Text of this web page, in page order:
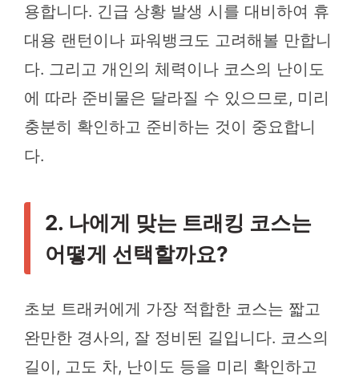
용합니다. 긴급 상황 발생 시를 대비하여 휴
대용 랜턴이나 파워뱅크도 고려해볼 만합니
다. 그리고 개인의 체력이나 코스의 난이도
에 따라 준비물은 달라질 수 있으므로, 미리
충분히 확인하고 준비하는 것이 중요합니
다.
2. 나에게 맞는 트래킹 코스는
어떻게 선택할까요?
초보 트래커에게 가장 적합한 코스는 짧고
완만한 경사의, 잘 정비된 길입니다. 코스의
길이, 고도 차, 난이도 등을 미리 확인하고